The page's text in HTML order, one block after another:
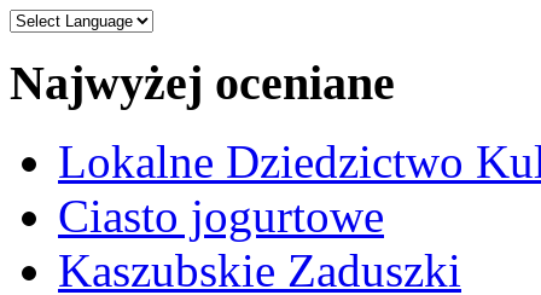
Najwyżej oceniane
Lokalne Dziedzictwo
Ciasto jogurtowe
Kaszubskie Zaduszki